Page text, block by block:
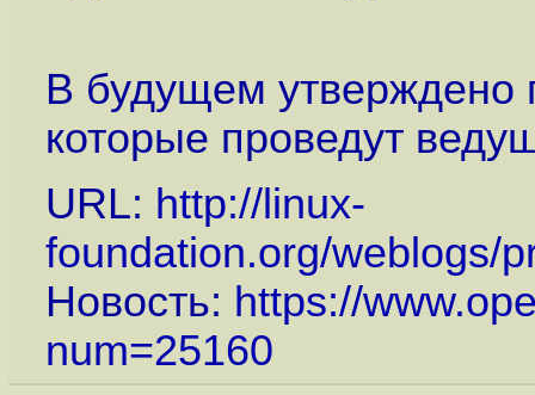
В будущем утверждено
которые проведут
URL: http://linux-
foundation.org/weblogs/
Новость: https://
num=25160